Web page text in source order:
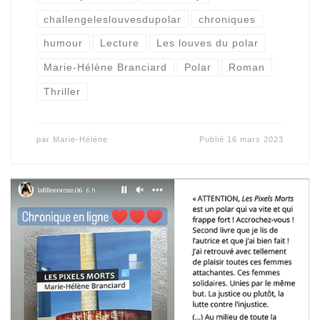
challengeleslouvesdupolar chroniques
humour Lecture Les louves du polar
Marie-Hélène Branciard Polar Roman
Thriller
par Marie-Hélène Publié 16 mars 2023